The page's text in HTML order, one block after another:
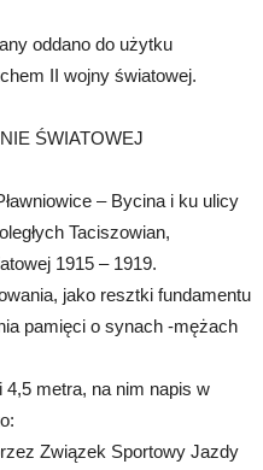
oddano do użytku
II wojny światowej.
ŚWIATOWEJ
– Bycina i ku ulicy
Taciszowian,
1915 – 1919.
jako resztki fundamentu
pamięci o synach -mężach
4,5 metra, na nim napis w
Związek Sportowy Jazdy